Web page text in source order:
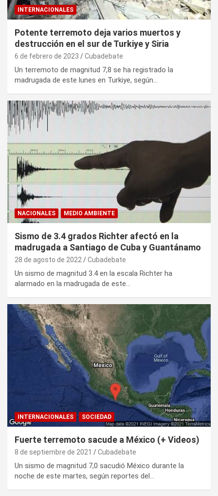
INTERNACIONALES
Potente terremoto deja varios muertos y
destrucción en el sur de Turkiye y Siria
6 de febrero de 2023 Cubadebate
Un terremoto de magnitud 7,8 se ha registrado la
madrugada de este lunes en Turkiye, según…
NACIONALES MEDIO AMBIENTE
Sismo de 3.4 grados Richter afectó en la
madrugada a Santiago de Cuba y Guantánamo
28 de agosto de 2022 Cubadebate
Un sismo de magnitud 3.4 en la escala Richter ha
alarmado en la madrugada de este…
INTERNACIONALES SOCIEDAD
Fuerte terremoto sacude a México (+ Videos)
8 de septiembre de 2021 Cubadebate
Un sismo de magnitud 7,0 sacudió México durante la
noche de este martes, según reportes del…